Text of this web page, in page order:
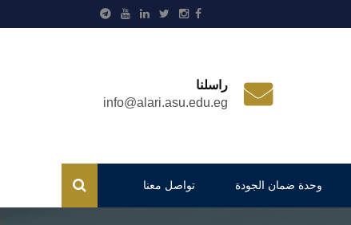
راسلنا
info@alari.asu.edu.eg
وحدة ضمان الجودة تواصل معنا